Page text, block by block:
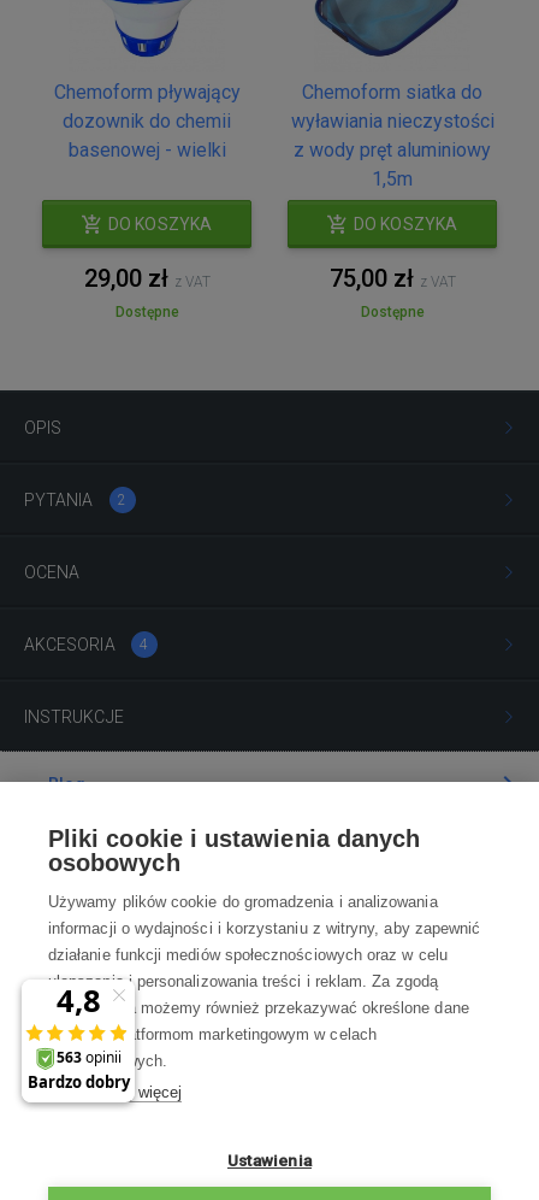
OPIS
PYTANIA 2
OCENA
AKCESORIA 4
INSTRUKCJE
Chemoform pływający
dozownik do chemii
basenowej - wielki
DO KOSZYKA
29,00 zł z VAT
Dostępne
Chemoform siatka do
wyławiania nieczystości
z wody pręt aluminiowy
1,5m
DO KOSZYKA
75,00 zł z VAT
Dostępne
Blog
Poradnia
Wszystko o zakupach
Kontakt
Skontaktuj się z Nami
Pon-Pt 8:00—17:00
na pierwsze zakupy?
Pliki cookie i ustawienia danych
osobowych
Używamy plików cookie do gromadzenia i analizowania
informacji o wydajności i korzystaniu z witryny, aby zapewnić
działanie funkcji mediów społecznościowych oraz w celu
ulepszania i personalizowania treści i reklam. Za zgodą
użytkownika możemy również przekazywać określone dane
osobowe platformom marketingowym w celach
marketingowych.
Dowiedz się więcej
Ustawienia